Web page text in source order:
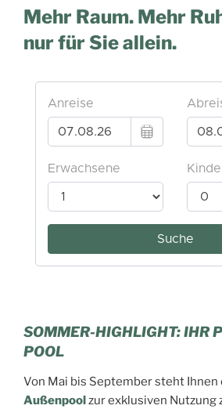
Mehr Raum. Mehr
nur für Sie allein.
SOMMER-HIGHLIGHT: IHR
POOL
Von Mai bis September steht Ihnen
Außenpoolzur exklusiven Nutzung